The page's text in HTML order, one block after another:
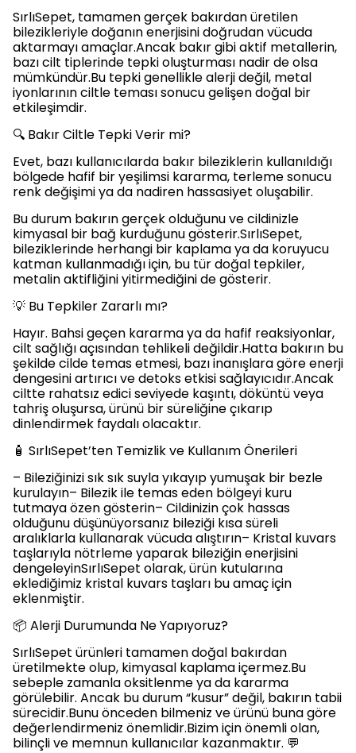
SırlıSepet, tamamen gerçek bakırdan üretilen
bilezikleriyle doğanın enerjisini doğrudan vücuda
aktarmayı amaçlar.Ancak bakır gibi aktif metallerin,
bazı cilt tiplerinde tepki oluşturması nadir de olsa
mümkündür.Bu tepki genellikle alerji değil, metal
iyonlarının ciltle teması sonucu gelişen doğal bir
etkileşimdir.
🔍 Bakır Ciltle Tepki Verir mi?
Evet, bazı kullanıcılarda bakır bileziklerin kullanıldığı
bölgede hafif bir yeşilimsi kararma, terleme sonucu
renk değişimi ya da nadiren hassasiyet oluşabilir.
Bu durum bakırın gerçek olduğunu ve cildinizle
kimyasal bir bağ kurduğunu gösterir.SırlıSepet,
bileziklerinde herhangi bir kaplama ya da koruyucu
katman kullanmadığı için, bu tür doğal tepkiler,
metalin aktifliğini yitirmediğini de gösterir.
💡 Bu Tepkiler Zararlı mı?
Hayır. Bahsi geçen kararma ya da hafif reaksiyonlar,
cilt sağlığı açısından tehlikeli değildir.Hatta bakırın bu
şekilde cilde temas etmesi, bazı inanışlara göre enerji
dengesini artırıcı ve detoks etkisi sağlayıcıdır.Ancak
ciltte rahatsız edici seviyede kaşıntı, döküntü veya
tahriş oluşursa, ürünü bir süreliğine çıkarıp
dinlendirmek faydalı olacaktır.
🧴 SırlıSepet’ten Temizlik ve Kullanım Önerileri
– Bileziğinizi sık sık suyla yıkayıp yumuşak bir bezle
kurulayın– Bilezik ile temas eden bölgeyi kuru
tutmaya özen gösterin– Cildinizin çok hassas
olduğunu düşünüyorsanız bileziği kısa süreli
aralıklarla kullanarak vücuda alıştırın– Kristal kuvars
taşlarıyla nötrleme yaparak bileziğin enerjisini
dengeleyinSırlıSepet olarak, ürün kutularına
eklediğimiz kristal kuvars taşları bu amaç için
eklenmiştir.
📦 Alerji Durumunda Ne Yapıyoruz?
SırlıSepet ürünleri tamamen doğal bakırdan
üretilmekte olup, kimyasal kaplama içermez.Bu
sebeple zamanla oksitlenme ya da kararma
görülebilir. Ancak bu durum “kusur” değil, bakırın tabii
sürecidir.Bunu önceden bilmeniz ve ürünü buna göre
değerlendirmeniz önemlidir.Bizim için önemli olan,
bilinçli ve memnun kullanıcılar kazanmaktır. 💬